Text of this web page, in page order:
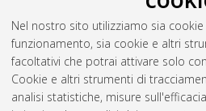
Nel nostro sito utilizziamo sia
funzionamento, sia cookie e altri
facoltativi che potrai attivare solo
Cookie e altri strumenti di
analisi statistiche, misure
Studiorum Università di Bologna.
Scienze biomediche e
10.48676/unibo/amsdottorato/
Questa lista e' stata